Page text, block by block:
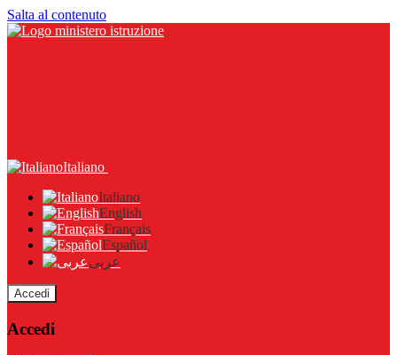
Salta al contenuto
Italiano
Italiano
English
Français
Español
عربى
Accedi
Accedi